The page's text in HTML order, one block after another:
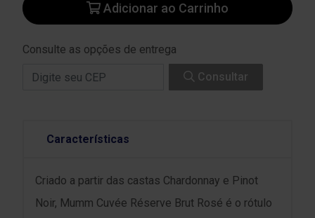
Adicionar ao Carrinho
Consulte as opções de entrega
Consultar
Características
Criado a partir das castas Chardonnay e Pinot
Noir, Mumm Cuvée Réserve Brut Rosé é o rótulo